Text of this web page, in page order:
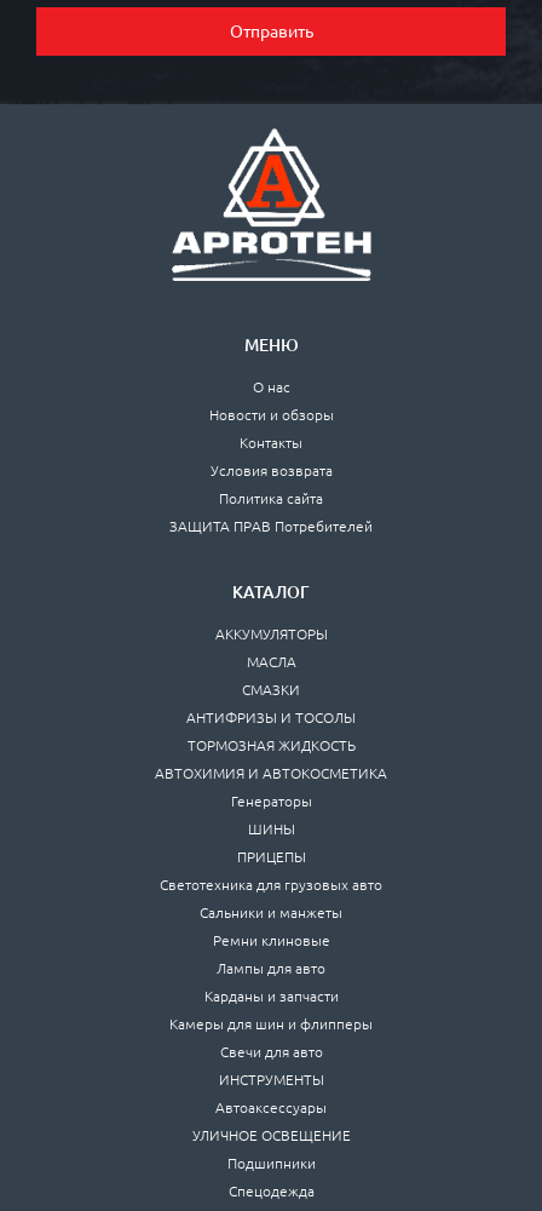
Отправить
МЕНЮ
О нас
Новости и обзоры
Контакты
Условия возврата
Политика сайта
ЗАЩИТА ПРАВ Потребителей
КАТАЛОГ
АККУМУЛЯТОРЫ
МАСЛА
СМАЗКИ
АНТИФРИЗЫ И ТОСОЛЫ
ТОРМОЗНАЯ ЖИДКОСТЬ
АВТОХИМИЯ И АВТОКОСМЕТИКА
Генераторы
ШИНЫ
ПРИЦЕПЫ
Светотехника для грузовых авто
Сальники и манжеты
Ремни клиновые
Лампы для авто
Карданы и запчасти
Камеры для шин и флипперы
Свечи для авто
ИНСТРУМЕНТЫ
Автоаксессуары
УЛИЧНОЕ ОСВЕЩЕНИЕ
Подшипники
Спецодежда